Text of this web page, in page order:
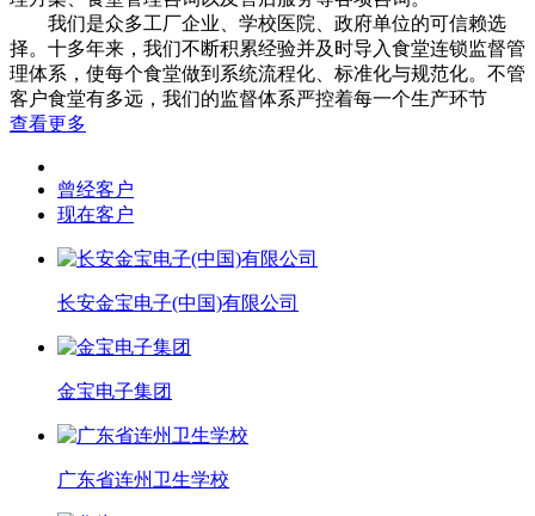
我们是众多工厂企业、学校医院、政府单位的可信赖选
择。十多年来，我们不断积累经验并及时导入食堂连锁监督管
理体系，使每个食堂做到系统流程化、标准化与规范化。不管
客户食堂有多远，我们的监督体系严控着每一个生产环节
查看更多
曾经客户
现在客户
长安金宝电子(中国)有限公司
金宝电子集团
广东省连州卫生学校